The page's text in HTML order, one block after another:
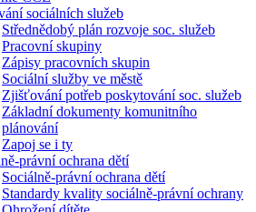
sociálních služeb
Střednědobý plán rozvoje soc. služeb
Pracovní skupiny
Zápisy pracovních skupin
Sociální služby ve městě
Zjišťování potřeb poskytování soc. služeb
Základní dokumenty komunitního
plánování
Zapoj se i ty
právní ochrana dětí
Sociálně-právní ochrana dětí
Standardy kvality sociálně-právní ochrany